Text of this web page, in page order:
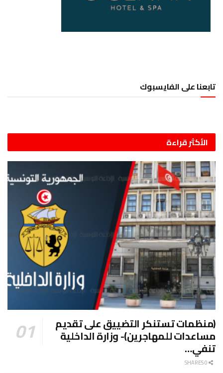
تابعنا على الفايسبوك
الأكثر قراءة
(منظمات تستنكر التضييق على تقديم
مساعدات للمهاجرين)- وزارة الداخلية
تنفي…